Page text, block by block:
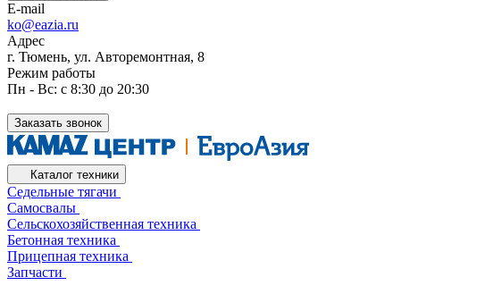
E-mail
ko@eazia.ru
Адрес
г. Тюмень, ул. Авторемонтная, 8
Режим работы
Пн - Вс: с 8:30 до 20:30
Заказать звонок
Каталог техники
Седельные тягачи
Самосвалы
Сельскохозяйственная техника
Бетонная техника
Прицепная техника
Запчасти